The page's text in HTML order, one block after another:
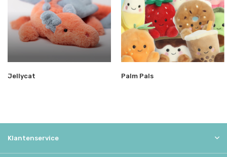
Jellycat Palm Pals
Klantenservice